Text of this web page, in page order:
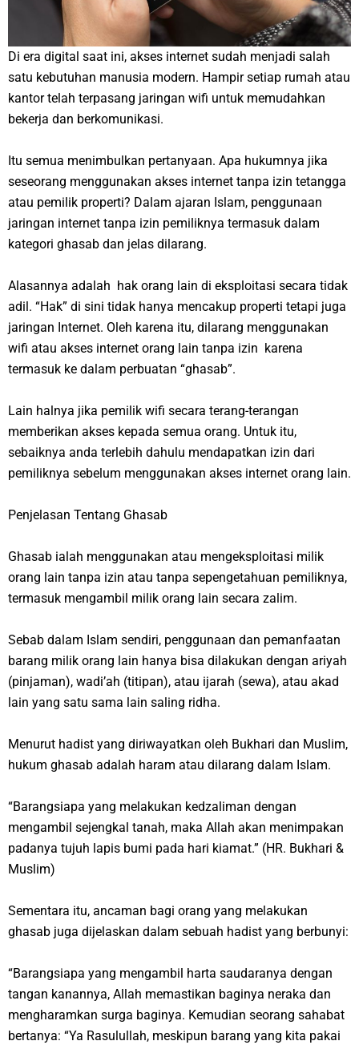
Di era digital saat ini, akses internet sudah menjadi salah
satu kebutuhan manusia modern. Hampir setiap rumah atau
kantor telah terpasang jaringan wifi untuk memudahkan
bekerja dan berkomunikasi.
Itu semua menimbulkan pertanyaan. Apa hukumnya jika
seseorang menggunakan akses internet tanpa izin tetangga
atau pemilik properti? Dalam ajaran Islam, penggunaan
jaringan internet tanpa izin pemiliknya termasuk dalam
kategori ghasab dan jelas dilarang.
Alasannya adalah hak orang lain di eksploitasi secara tidak
adil. “Hak” di sini tidak hanya mencakup properti tetapi juga
jaringan Internet. Oleh karena itu, dilarang menggunakan
wifi atau akses internet orang lain tanpa izin karena
termasuk ke dalam perbuatan “ghasab”.
Lain halnya jika pemilik wifi secara terang-terangan
memberikan akses kepada semua orang. Untuk itu,
sebaiknya anda terlebih dahulu mendapatkan izin dari
pemiliknya sebelum menggunakan akses internet orang lain.
Penjelasan Tentang Ghasab
Ghasab ialah menggunakan atau mengeksploitasi milik
orang lain tanpa izin atau tanpa sepengetahuan pemiliknya,
termasuk mengambil milik orang lain secara zalim.
Sebab dalam Islam sendiri, penggunaan dan pemanfaatan
barang milik orang lain hanya bisa dilakukan dengan ariyah
(pinjaman), wadi’ah (titipan), atau ijarah (sewa), atau akad
lain yang satu sama lain saling ridha.
Menurut hadist yang diriwayatkan oleh Bukhari dan Muslim,
hukum ghasab adalah haram atau dilarang dalam Islam.
“Barangsiapa yang melakukan kedzaliman dengan
mengambil sejengkal tanah, maka Allah akan menimpakan
padanya tujuh lapis bumi pada hari kiamat.” (HR. Bukhari &
Muslim)
Sementara itu, ancaman bagi orang yang melakukan
ghasab juga dijelaskan dalam sebuah hadist yang berbunyi:
“Barangsiapa yang mengambil harta saudaranya dengan
tangan kanannya, Allah memastikan baginya neraka dan
mengharamkan surga baginya. Kemudian seorang sahabat
bertanya: “Ya Rasulullah, meskipun barang yang kita pakai